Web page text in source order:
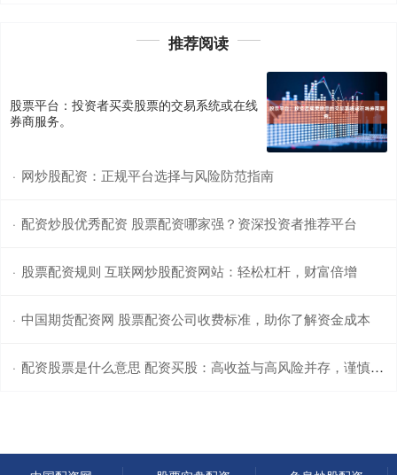
推荐阅读
股票平台：投资者买卖股票的交易系统或在线
券商服务。
· 网炒股配资：正规平台选择与风险防范指南
· 配资炒股优秀配资 股票配资哪家强？资深投资者推荐平台
· 股票配资规则 互联网炒股配资网站：轻松杠杆，财富倍增
· 中国期货配资网 股票配资公司收费标准，助你了解资金成本
· 配资股票是什么意思 配资买股：高收益与高风险并存，谨慎投资